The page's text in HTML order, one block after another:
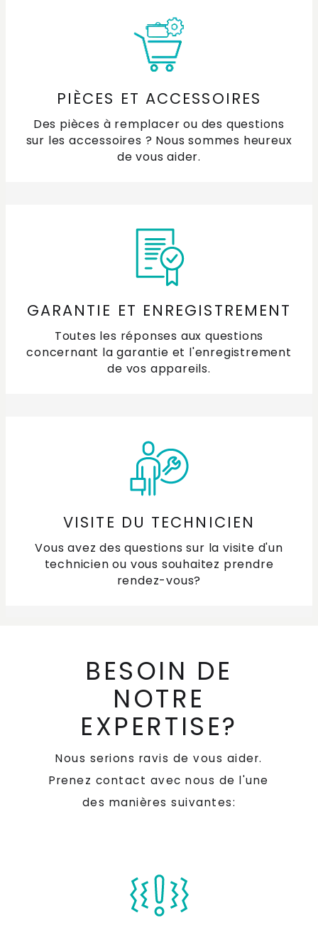
PIÈCES ET ACCESSOIRES
Des pièces à remplacer ou des questions
sur les accessoires ? Nous sommes heureux
de vous aider.
GARANTIE ET ENREGISTREMENT
Toutes les réponses aux questions
concernant la garantie et l'enregistrement
de vos appareils.
VISITE DU TECHNICIEN
Vous avez des questions sur la visite d'un
technicien ou vous souhaitez prendre
rendez-vous?
BESOIN DE
NOTRE
EXPERTISE?
Nous serions ravis de vous aider.
Prenez contact avec nous de l'une
des manières suivantes: